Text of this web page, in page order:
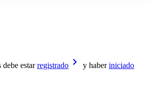
debe estarregistrado keyboard_arrow_right y haberiniciado